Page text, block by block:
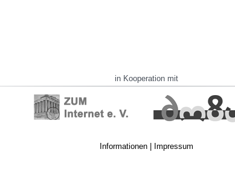
in Kooperation mit
Informationen| Impressum